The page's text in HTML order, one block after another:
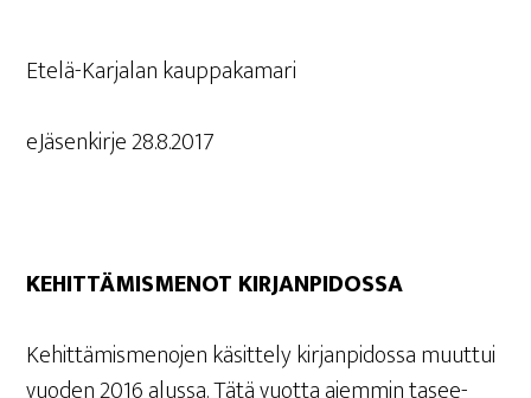
Ete­lä-Kar­ja­lan kauppakamari
eJä­sen­kir­je 28.8.2017
KEHIT­TÄ­MIS­ME­NOT KIRJANPIDOSSA
Kehit­tä­mis­me­no­jen käsit­te­ly kir­jan­pi­dos­sa muut­tui